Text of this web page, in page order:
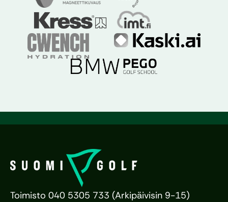
Toimisto 040 5305 733 (Arkipäivisin 9-15)